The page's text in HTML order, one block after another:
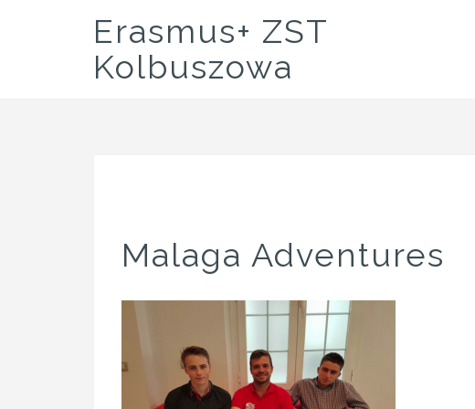
Erasmus+ ZST
Kolbuszowa
Malaga Adventures